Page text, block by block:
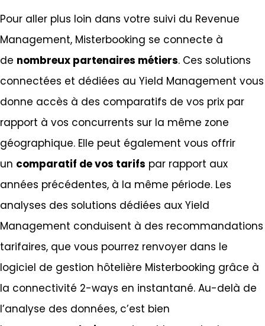
Pour aller plus loin dans votre suivi du Revenue
Management, Misterbooking se connecte à
de nombreux partenaires métiers. Ces solutions
connectées et dédiées au Yield Management vous
donne accès à des comparatifs de vos prix par
rapport à vos concurrents sur la même zone
géographique. Elle peut également vous offrir
un comparatif de vos tarifs par rapport aux
années précédentes, à la même période. Les
analyses des solutions dédiées aux Yield
Management conduisent à des recommandations
tarifaires, que vous pourrez renvoyer dans le
logiciel de gestion hôtelière Misterbooking grâce à
la connectivité 2-ways en instantané. Au-delà de
l’analyse des données, c’est bien